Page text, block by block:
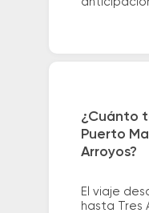
¿Cuánto
Puerto
Arroyos?
El viaje
hasta Tres